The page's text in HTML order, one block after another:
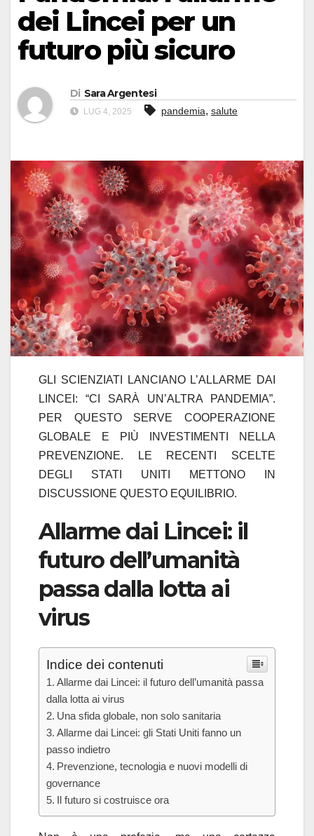
dei Lincei per un
futuro più sicuro
Di Sara Argentesi
LUG 4, 2025 pandemia, salute
GLI SCIENZIATI LANCIANO L’ALLARME DAI
LINCEI: “CI SARÀ UN’ALTRA PANDEMIA”.
PER QUESTO SERVE COOPERAZIONE
GLOBALE E PIÙ INVESTIMENTI NELLA
PREVENZIONE. LE RECENTI SCELTE
DEGLI STATI UNITI METTONO IN
DISCUSSIONE QUESTO EQUILIBRIO.
Allarme dai Lincei: il
futuro dell’umanità
passa dalla lotta ai
virus
Indice dei contenuti
Allarme dai Lincei: il futuro dell’umanità passa
dalla lotta ai virus
Una sfida globale, non solo sanitaria
Allarme dai Lincei: gli Stati Uniti fanno un
passo indietro
Prevenzione, tecnologia e nuovi modelli di
governance
Il futuro si costruisce ora